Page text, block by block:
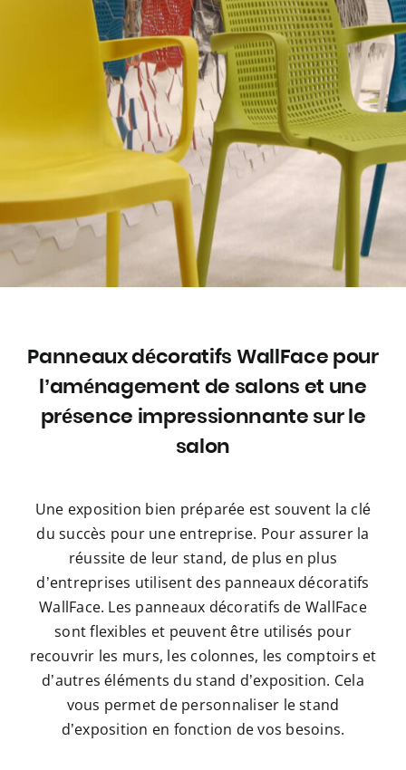
Panneaux décoratifs WallFace pour
l’aménagement de salons et une
présence impressionnante sur le
salon
Une exposition bien préparée est souvent la clé
du succès pour une entreprise. Pour assurer la
réussite de leur stand, de plus en plus
d’entreprises utilisent des panneaux décoratifs
WallFace. Les panneaux décoratifs de WallFace
sont flexibles et peuvent être utilisés pour
recouvrir les murs, les colonnes, les comptoirs et
d’autres éléments du stand d’exposition. Cela
vous permet de personnaliser le stand
d’exposition en fonction de vos besoins.